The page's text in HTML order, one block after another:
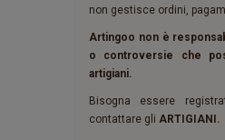
non gestisce ordini,
Artingoo non è
o controversie che
artigiani.
Bisogna essere
contattare gli ARTIGIANI.